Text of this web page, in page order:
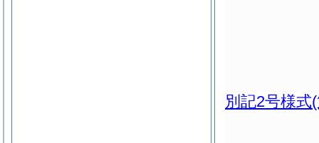
別記2号様式